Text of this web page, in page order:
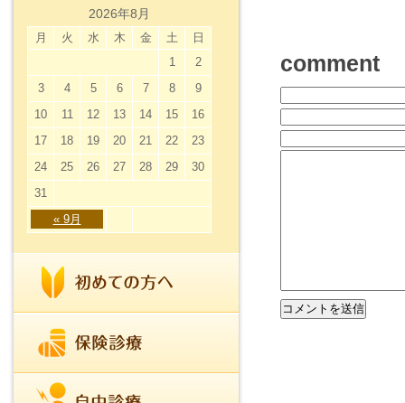
2026年8月
月 火 水 木 金 土 日
« 9月
1
2
3
4 5 6 7 8
9
10
11 12 13 14 15
16
17
18 19 20 21 22
23
24
25 26 27 28 29
30
31
comment